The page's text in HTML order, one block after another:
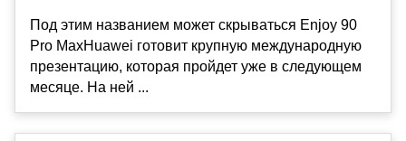
Под этим названием может скрываться Enjoy 90
Pro MaxHuawei готовит крупную международную
презентацию, которая пройдет уже в следующем
месяце. На ней ...